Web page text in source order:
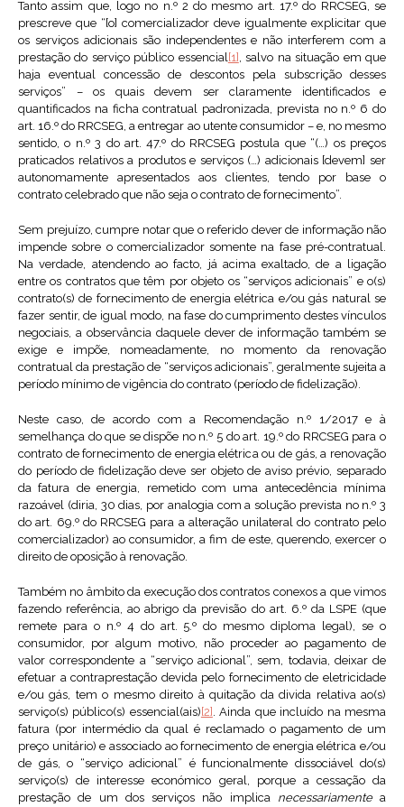
Tanto assim que, logo no n.º 2 do mesmo art. 17.º do RRCSEG, se
prescreve que “[o] comercializador deve igualmente explicitar que
os serviços adicionais são independentes e não interferem com a
prestação do serviço público essencial[1] , salvo na situação em que
haja eventual concessão de descontos pela subscrição desses
serviços” – os quais devem ser claramente identificados e
quantificados na ficha contratual padronizada, prevista no n.º 6 do
art. 16.º do RRCSEG, a entregar ao utente consumidor – e, no mesmo
sentido, o n.º 3 do art. 47.º do RRCSEG postula que “(…) os preços
praticados relativos a produtos e serviços (…) adicionais [devem] ser
autonomamente apresentados aos clientes, tendo por base o
contrato celebrado que não seja o contrato de fornecimento”.
Sem prejuízo, cumpre notar que o referido dever de informação não
impende sobre o comercializador somente na fase pré-contratual.
Na verdade, atendendo ao facto, já acima exaltado, de a ligação
entre os contratos que têm por objeto os “serviços adicionais” e o(s)
contrato(s) de fornecimento de energia elétrica e/ou gás natural se
fazer sentir, de igual modo, na fase do cumprimento destes vínculos
negociais, a observância daquele dever de informação também se
exige e impõe, nomeadamente, no momento da renovação
contratual da prestação de “serviços adicionais”, geralmente sujeita a
período mínimo de vigência do contrato (período de fidelização).
Neste caso, de acordo com a Recomendação n.º 1/2017 e à
semelhança do que se dispõe no n.º 5 do art. 19.º do RRCSEG para o
contrato de fornecimento de energia elétrica ou de gás, a renovação
do período de fidelização deve ser objeto de aviso prévio, separado
da fatura de energia, remetido com uma antecedência mínima
razoável (diria, 30 dias, por analogia com a solução prevista no n.º 3
do art. 69.º do RRCSEG para a alteração unilateral do contrato pelo
comercializador) ao consumidor, a fim de este, querendo, exercer o
direito de oposição à renovação.
Também no âmbito da execução dos contratos conexos a que vimos
fazendo referência, ao abrigo da previsão do art. 6.º da LSPE (que
remete para o n.º 4 do art. 5.º do mesmo diploma legal), se o
consumidor, por algum motivo, não proceder ao pagamento de
valor correspondente a “serviço adicional”, sem, todavia, deixar de
efetuar a contraprestação devida pelo fornecimento de eletricidade
e/ou gás, tem o mesmo direito à quitação da divida relativa ao(s)
serviço(s) público(s) essencial(ais) [2] . Ainda que incluído na mesma
fatura (por intermédio da qual é reclamado o pagamento de um
preço unitário) e associado ao fornecimento de energia elétrica e/ou
de gás, o “serviço adicional” é funcionalmente dissociável do(s)
serviço(s) de interesse económico geral, porque a cessação da
prestação de um dos serviços não implica necessariamentea